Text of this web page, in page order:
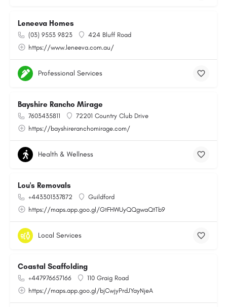
Leneeva Homes
(03) 9553 9823
424 Bluff Road
https://www.leneeva.com.au/
Professional Services
Bayshire Rancho Mirage
7603435811
72201 Country Club Drive
https://bayshireranchomirage.com/
Health & Wellness
Lou's Removals
+443301337872
Guildford
https://maps.app.goo.gl/GtFHWUyQQgwaQtTb9
Local Services
Coastal Scaffolding
+447976657166
110 Graig Road
https://maps.app.goo.gl/bjCwjyPrdJYayNjeA